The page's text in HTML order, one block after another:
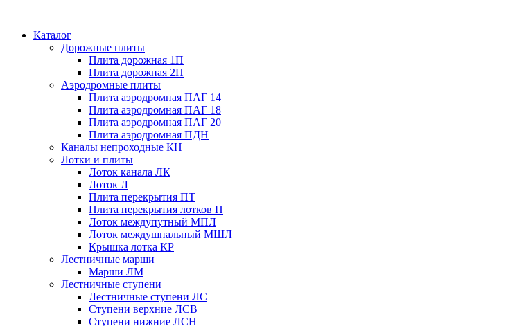
Каталог
Дорожные плиты
Плита дорожная 1П
Плита дорожная 2П
Аэродромные плиты
Плита аэродромная ПАГ 14
Плита аэродромная ПАГ 18
Плита аэродромная ПАГ 20
Плита аэродромная ПДН
Каналы непроходные КН
Лотки и плиты
Лоток канала ЛК
Лоток Л
Плита перекрытия ПТ
Плита перекрытия лотков П
Лоток междупутный МПЛ
Лоток междушпальный МШЛ
Крышка лотка КР
Лестничные марши
Марши ЛМ
Лестничные ступени
Лестничные ступени ЛС
Ступени верхние ЛСВ
Ступени нижние ЛСН